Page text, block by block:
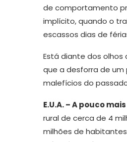
de comportamento
implícito, quando o
escassos dias de
Está diante dos
que a desforra de
malefícios do
E.U.A. – A pouco
rural de cerca de 4
milhões de